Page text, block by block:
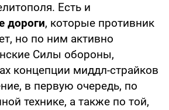
Есть и
дороги, которые противник
но по ним активно
Силы обороны,
концепции миддл-страйков
в первую очередь, по
технике, а также по той,